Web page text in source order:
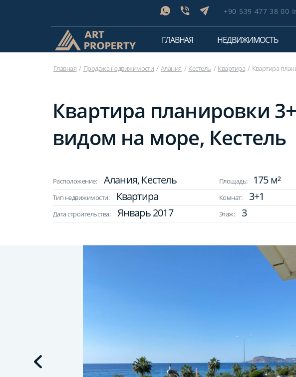
+90 539 477 38 00
ГЛАВНАЯ НЕДВИЖИМОСТЬ
Главная Продажа недвижимости Алания Кестель Квартира Квартира
Квартира планировки
видом на море, Кестель
Расположение: Алания, Кестель Площадь: 175 м²
Тип недвижимости: Квартира Комнат: 3+1
Дата строительства: Январь 2017 Этаж: 3